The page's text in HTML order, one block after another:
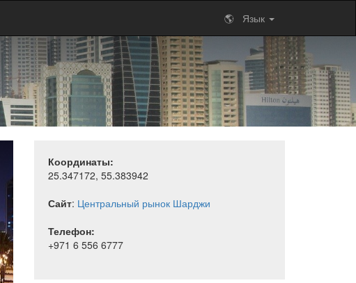
🌎 Язык
Координаты:
25.347172, 55.383942
Сайт: Центральный рынок Шарджи
Телефон:
+971 6 556 6777